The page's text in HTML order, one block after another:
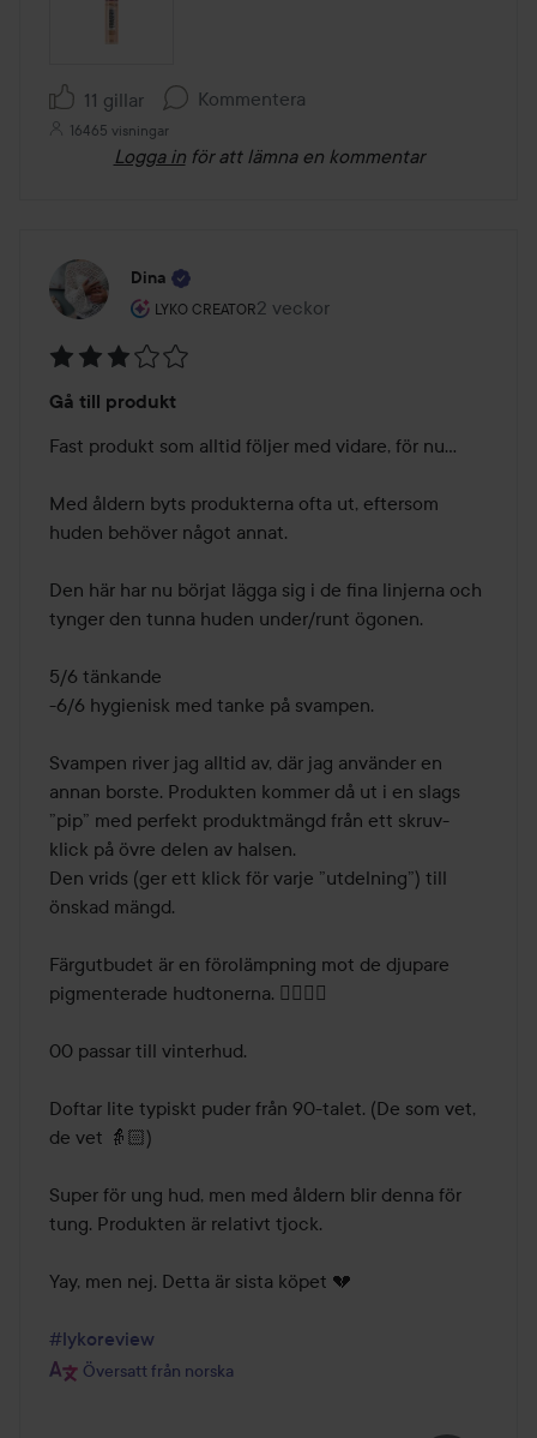
11 gillar Kommentera
16465 visningar
Logga in för att lämna en kommentar
Dina
LYKO CREATOR
Användarens roll: Lyko Creator.
2 veckor
Inlägget skapades 2 veckor
3
av
Gå till produkt
Fast produkt som alltid följer med vidare, för nu…
Med åldern byts produkterna ofta ut, eftersom
huden behöver något annat.
Den här har nu börjat lägga sig i de fina linjerna och
tynger den tunna huden under/runt ögonen.
5/6 tänkande
-6/6 hygienisk med tanke på svampen.
Svampen river jag alltid av, där jag använder en
annan borste. Produkten kommer då ut i en slags
”pip” med perfekt produktmängd från ett skruv-
klick på övre delen av halsen.
Den vrids (ger ett klick för varje ”utdelning”) till
önskad mängd.
Färgutbudet är en förolämpning mot de djupare
pigmenterade hudtonerna. 👎🏻👎🏿
00 passar till vinterhud.
Doftar lite typiskt puder från 90-talet. (De som vet,
de vet 👵🏻)
Super för ung hud, men med åldern blir denna för
tung. Produkten är relativt tjock.
Yay, men nej. Detta är sista köpet 💔
#lykoreview
Översatt från norska